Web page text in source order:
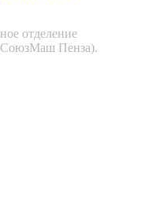
отделение
Пенза).